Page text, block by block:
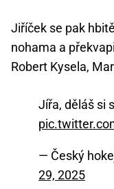
Jiříček se pak
nohama a
Robert Kysela,
Jířa, děláš si
— Český
29, 2025